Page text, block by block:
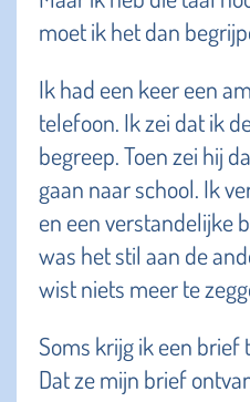
moet ik het dan
Ik had een keer een
telefoon. Ik zei dat ik
begreep. Toen zei hij
gaan naar school. Ik
en een verstandelijke
was het stil aan de
wist niets meer te
Soms krijg ik een brief
Dat ze mijn brief